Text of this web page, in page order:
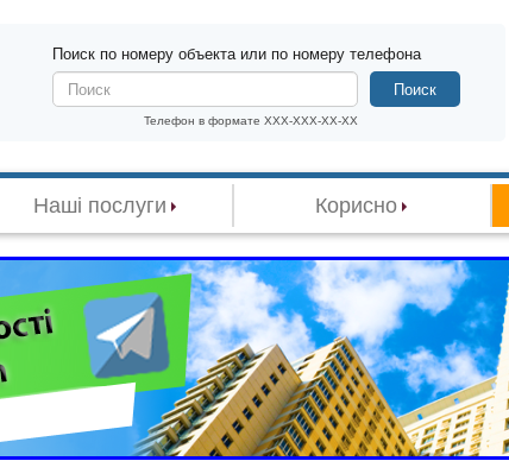
Поиск по номеру объекта или по номеру телефона
Телефон в формате XXX-XXX-XX-XX
Поиск
Наші послуги Корисно